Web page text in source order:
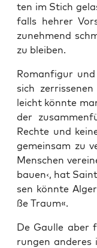
ten im Stich
falls heh­rer
zuneh­mend
zu bleiben.
Roman­fi­gur
sich
leicht könn­te
der
Rech­te und
gemein­sam zu
Men­schen
bau­en‹, hat
sen könn­te
ße Traum«.
De Gaul­le aber
run­gen ande­res